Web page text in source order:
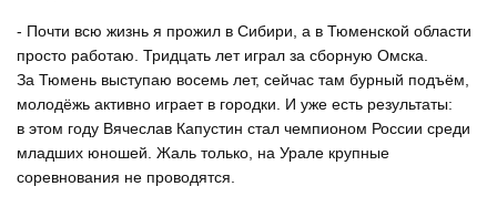
- Почти всю жизнь я прожил в Сибири, а в Тюменской области
просто работаю. Тридцать лет играл за сборную Омска.
За Тюмень выступаю восемь лет, сейчас там бурный подъём,
молодёжь активно играет в городки. И уже есть результаты:
в этом году Вячеслав Капустин стал чемпионом России среди
младших юношей. Жаль только, на Урале крупные
соревнования не проводятся.